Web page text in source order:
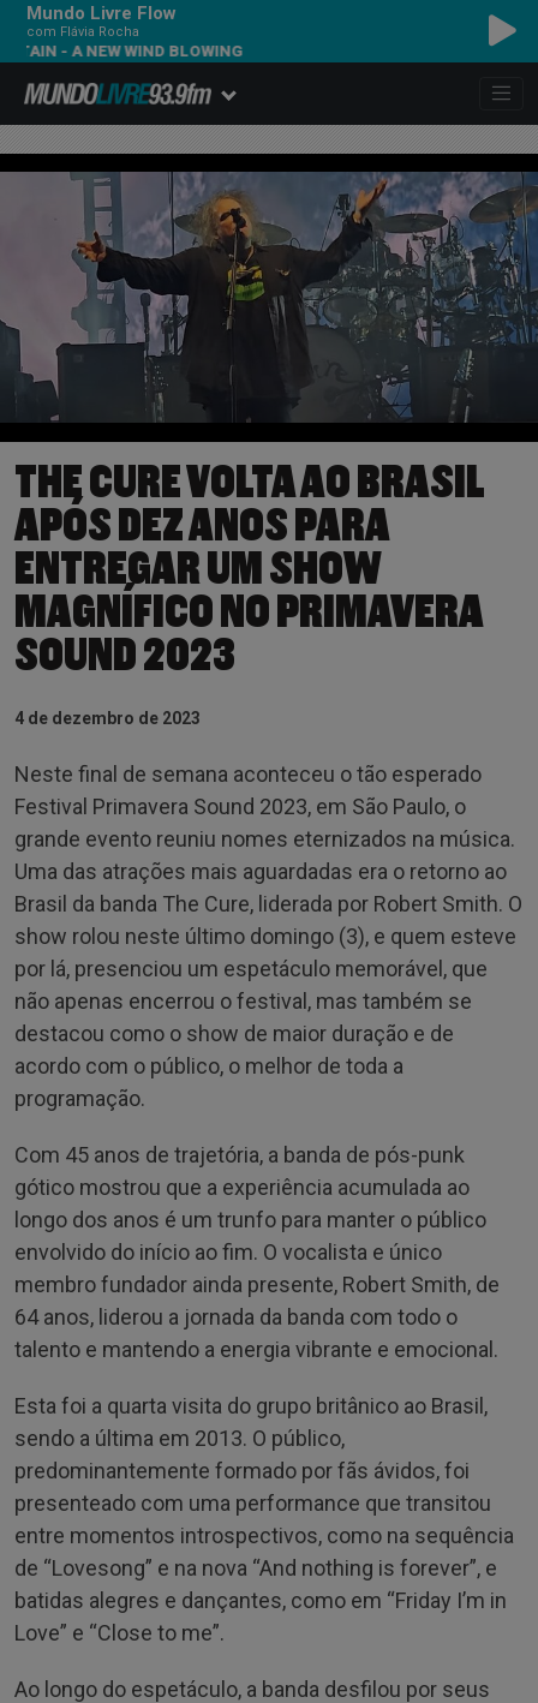
Mundo Livre Flow
com Flávia Rocha
BIQUINI FEAT. BIG
THE CURE VOLTA AO BRASIL
APÓS DEZ ANOS PARA
ENTREGAR UM SHOW
MAGNÍFICO NO PRIMAVERA
SOUND 2023
4 de dezembro de 2023
Neste final de semana aconteceu o tão esperado
Festival Primavera Sound 2023, em São Paulo, o
grande evento reuniu nomes eternizados na música.
Uma das atrações mais aguardadas era o retorno ao
Brasil da banda The Cure, liderada por Robert Smith. O
show rolou neste último domingo (3), e quem esteve
por lá, presenciou um espetáculo memorável, que
não apenas encerrou o festival, mas também se
destacou como o show de maior duração e de
acordo com o público, o melhor de toda a
programação.
Com 45 anos de trajetória, a banda de pós-punk
gótico mostrou que a experiência acumulada ao
longo dos anos é um trunfo para manter o público
envolvido do início ao fim. O vocalista e único
membro fundador ainda presente, Robert Smith, de
64 anos, liderou a jornada da banda com todo o
talento e mantendo a energia vibrante e emocional.
Esta foi a quarta visita do grupo britânico ao Brasil,
sendo a última em 2013. O público,
predominantemente formado por fãs ávidos, foi
presenteado com uma performance que transitou
entre momentos introspectivos, como na sequência
de “Lovesong” e na nova “And nothing is forever”, e
batidas alegres e dançantes, como em “Friday I’m in
Love” e “Close to me”.
Ao longo do espetáculo, a banda desfilou por seus